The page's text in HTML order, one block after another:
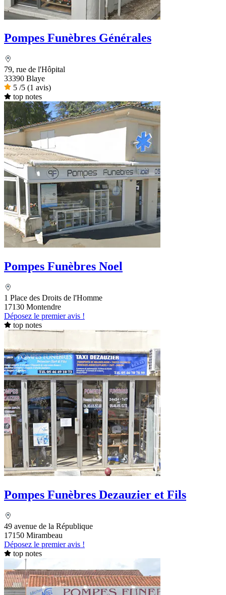
Pompes Funèbres Générales
79, rue de l'Hôpital
33390 Blaye
5 /5 (1 avis)
top notes
Pompes Funèbres Noel
1 Place des Droits de l'Homme
17130 Montendre
Déposez le premier avis !
top notes
Pompes Funèbres Dezauzier et Fils
49 avenue de la République
17150 Mirambeau
Déposez le premier avis !
top notes